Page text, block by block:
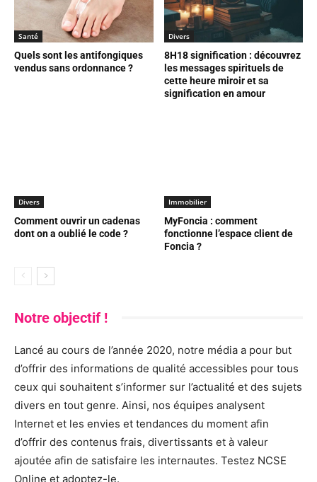
Santé
Quels sont les antifongiques
vendus sans ordonnance ?
Divers
8H18 signification : découvrez
les messages spirituels de
cette heure miroir et sa
signification en amour
Divers
Comment ouvrir un cadenas
dont on a oublié le code ?
Immobilier
MyFoncia : comment
fonctionne l’espace client de
Foncia ?
Notre objectif !
Lancé au cours de l’année 2020, notre média a pour but
d’offrir des informations de qualité accessibles pour tous
ceux qui souhaitent s’informer sur l’actualité et des sujets
divers en tout genre. Ainsi, nos équipes analysent
Internet et les envies et tendances du moment afin
d’offrir des contenus frais, divertissants et à valeur
ajoutée afin de satisfaire les internautes. Testez NCSE
Online et adoptez-le.